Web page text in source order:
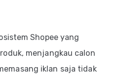
Shopee yang
menjangkau calon
iklan saja tidak